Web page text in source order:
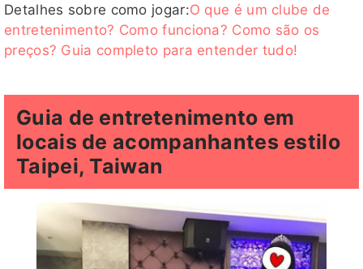
Detalhes sobre como jogar:O que é um clube de
entretenimento? Como funciona? Como são os
preços? Guia completo para entender tudo!
Guia de entretenimento em
locais de acompanhantes estilo
Taipei, Taiwan